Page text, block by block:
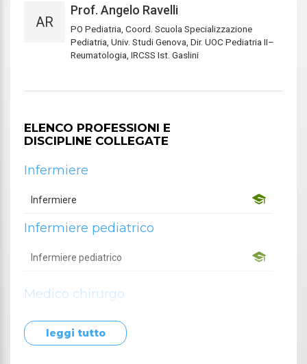
AR
Prof. Angelo Ravelli
PO Pediatria, Coord. Scuola Specializzazione
Pediatria, Univ. Studi Genova, Dir. UOC Pediatria II–
Reumatologia, IRCSS Ist. Gaslini
ELENCO PROFESSIONI E
DISCIPLINE COLLEGATE
Infermiere
Infermiere
Infermiere pediatrico
Infermiere pediatrico
Medico chirurgo
Allergologia ed immunologia clinica
leggi tutto